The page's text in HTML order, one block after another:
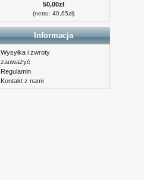
50,00zł
(netto: 40,65zł)
Informacja
Wysyłka i zwroty
zauważyć
Regulamin
Kontakt z nami